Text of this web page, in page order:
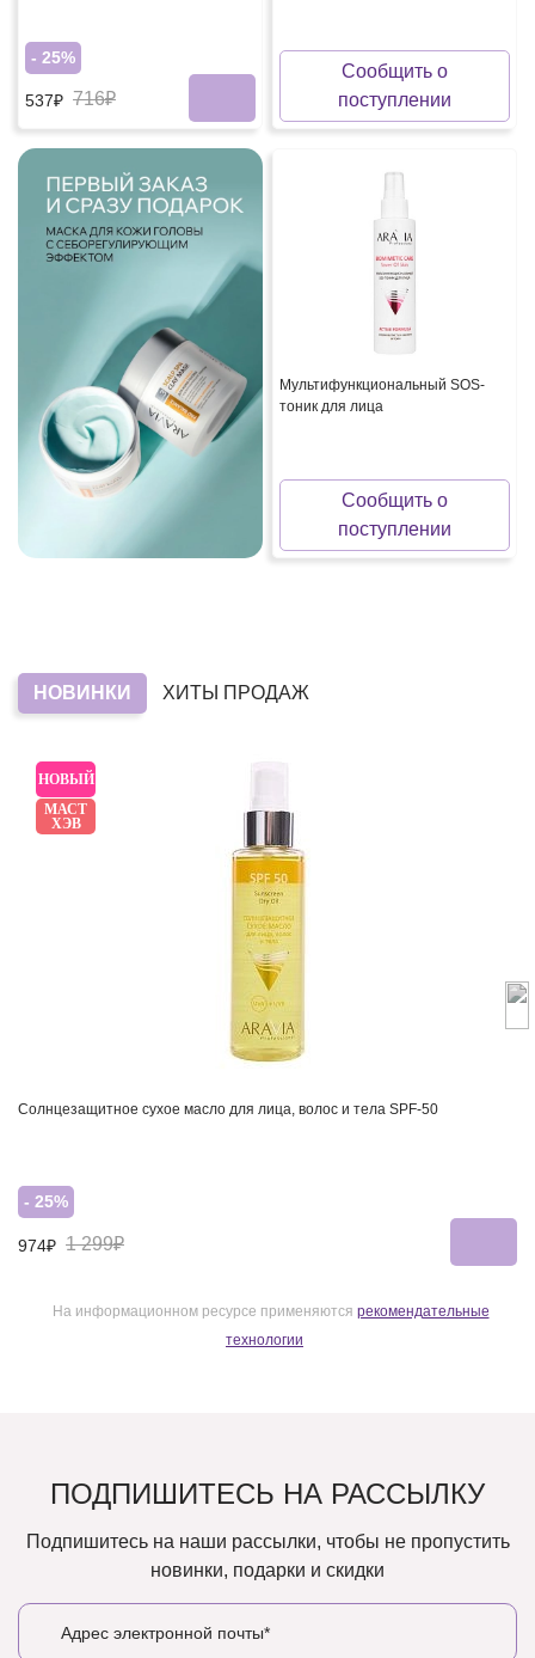
- 25%
537₽ 716₽
Сообщить о
поступлении
Мультифункциональный SOS-
тоник для лица
Сообщить о
поступлении
НОВИНКИ ХИТЫ ПРОДАЖ
НОВЫЙ
МАСТ
ХЭВ
Солнцезащитное сухое масло для лица, волос и тела SPF-50
- 25%
974₽ 1 299₽
На информационном ресурсе применяются рекомендательные
технологии
ПОДПИШИТЕСЬ НА РАССЫЛКУ
Подпишитесь на наши рассылки, чтобы не пропустить
новинки, подарки и скидки